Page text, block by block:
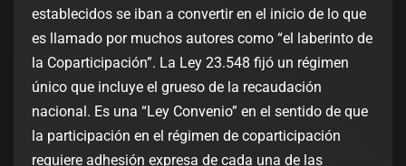
establecidos se iban a convertir en el inicio de lo que
es llamado por muchos autores como “el laberinto de
la Coparticipación”. La Ley 23.548 fijó un régimen
único que incluye el grueso de la recaudación
nacional. Es una “Ley Convenio” en el sentido de que
la participación en el régimen de coparticipación
requiere adhesión expresa de cada una de las